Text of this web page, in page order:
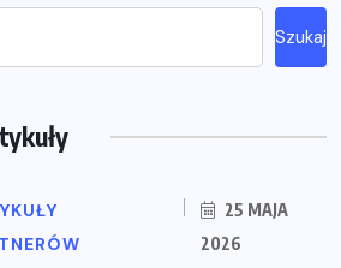
Szukaj
25 MAJA
2026